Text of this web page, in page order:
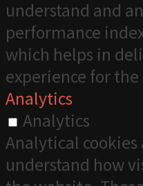
understand and
performance
which helps in
experience for
Analytics
Analytics
Analytical cookies
understand how